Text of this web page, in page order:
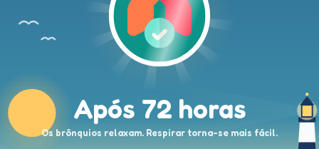
Após 72 horas
Os brônquios relaxam. Respirar torna-se mais fácil.